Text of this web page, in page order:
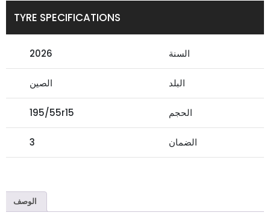
TYRE SPECIFICATIONS
السنة 2026
البلد الصين
الحجم 195/55r15
الضمان 3
الوصف